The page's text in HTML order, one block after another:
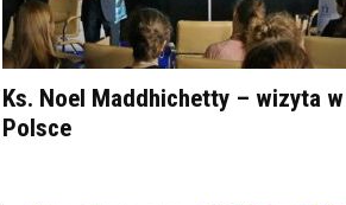
Ks. Noel Maddhichetty – wizyta w
Polsce